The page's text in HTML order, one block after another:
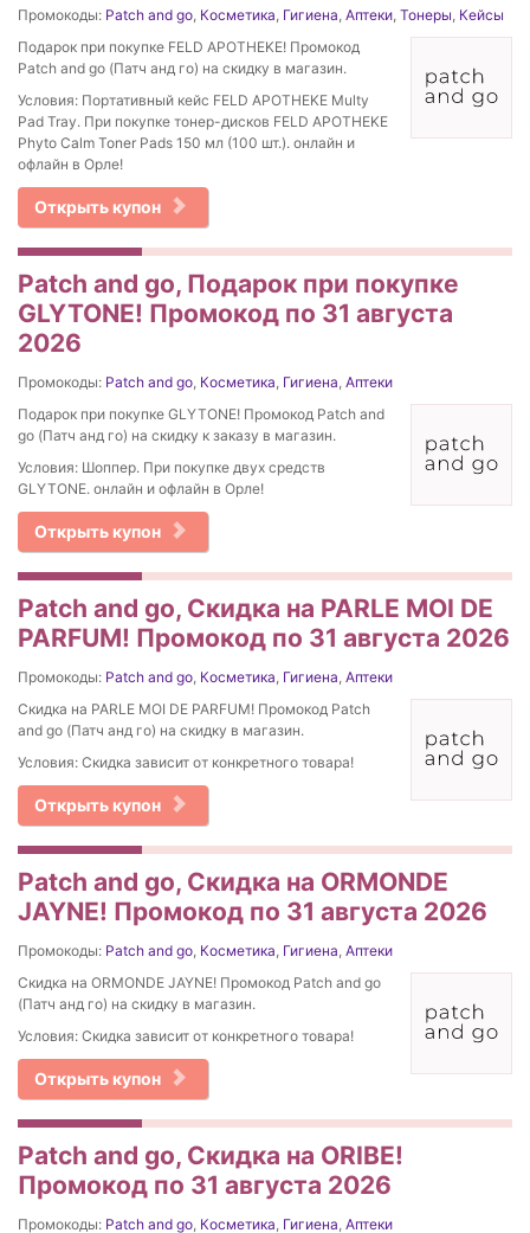
Промокоды: Patch and go, Косметика, Гигиена, Аптеки, Тонеры, Кейсы
Подарок при покупке FELD APOTHEKE! Промокод
Patch and go (Патч анд го) на скидку в магазин.
Условия: Портативный кейс FELD APOTHEKE Multy
Pad Tray. При покупке тонер-дисков FELD APOTHEKE
Phyto Calm Toner Pads 150 мл (100 шт.). онлайн и
офлайн в Орле!
Открыть купон
Patch and go, Подарок при покупке
GLYTONE! Промокод по 31 августа
2026
Промокоды: Patch and go, Косметика, Гигиена, Аптеки
Подарок при покупке GLYTONE! Промокод Patch and
go (Патч анд го) на скидку к заказу в магазин.
Условия: Шоппер. При покупке двух средств
GLYTONE. онлайн и офлайн в Орле!
Открыть купон
Patch and go, Скидка на PARLE MOI DE
PARFUM! Промокод по 31 августа 2026
Промокоды: Patch and go, Косметика, Гигиена, Аптеки
Скидка на PARLE MOI DE PARFUM! Промокод Patch
and go (Патч анд го) на скидку в магазин.
Условия: Скидка зависит от конкретного товара!
Открыть купон
Patch and go, Скидка на ORMONDE
JAYNE! Промокод по 31 августа 2026
Промокоды: Patch and go, Косметика, Гигиена, Аптеки
Скидка на ORMONDE JAYNE! Промокод Patch and go
(Патч анд го) на скидку в магазин.
Условия: Скидка зависит от конкретного товара!
Открыть купон
Patch and go, Скидка на ORIBE!
Промокод по 31 августа 2026
Промокоды: Patch and go, Косметика, Гигиена, Аптеки